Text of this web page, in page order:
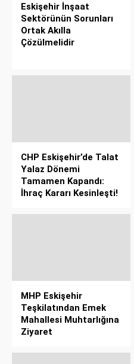
Eskişehir İnşaat
Sektörünün Sorunları
Ortak Akılla
Çözülmelidir
CHP Eskişehir’de Talat
Yalaz Dönemi
Tamamen Kapandı:
İhraç Kararı Kesinleşti!
MHP Eskişehir
Teşkilatından Emek
Mahallesi Muhtarlığına
Ziyaret